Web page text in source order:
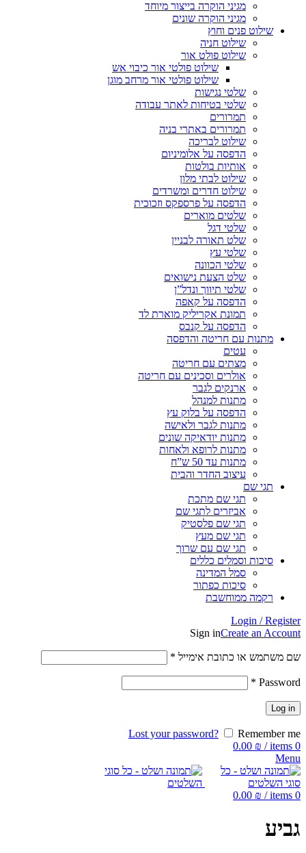
מגיני הוקרה בייצור מיוחד
מגיני הוקרה שונים
שילוט פנים וחוץ
שילוט חניה
שילוט פולט אור
שילוט פולטי אור כיבוי אש
שילוט פולטי אור מרחב מוגן
שלטי נגישות
שלטי בטיחות לאתר עבודה
תמרורים
תמרורים באתרי בניה
שילוט לבריכה
הדפסה על אלומיניום
אותיות בולטות
שילוט לבתי מלון
שילוט חדרים ומשרדים
הדפסה על פרספקס וזכוכית
שלטים מוארים
שלטי דגל
שלט תאורה לבניין
שלטי עץ
שלטי הכוונה
שלט הצעת נישואים
שלטי תיווך ונדל”ן
הדפסה על קאפה
תמונת אקריליק מוארת לד
הדפסה על קנבס
מתנות עם חריטה והדפסה
עטים
מצתים עם חריטה
אולרים וסכינים עם חריטה
ארנקים לגבר
מתנות למנהל
הדפסה על בלוק עץ
מתנות לגבר ולאישה
מתנות יודאיקה שונים
מתנות לרופא ולאחות
מתנות עד 50 ש”ח
עיצוב החדר והבית
תגי שם
תגי שם מתכת
אביזרים לתגי שם
תגי שם פלסטיק
תגי שם מעץ
תגי שם עם שרוך
סיכות וסמלים כללים
סמל המדינה
סיכות כפתור
רקמה ממוחשבת
Login / Register
Sign inCreate an Account
שם משתמש או כתובת אימייל *
Password
*
Log in
Lost your password?
Remember me
0
items
/
0.00 ₪
Menu
0
items
/
0.00 ₪
גביע